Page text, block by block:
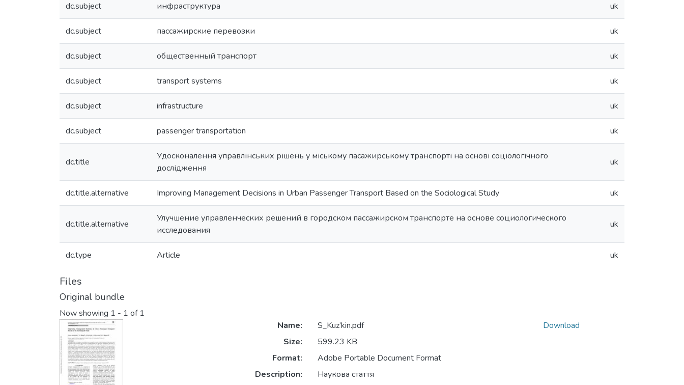
dc.subject инфраструктура uk
dc.subject пассажирские перевозки uk
dc.subject общественный транспорт uk
dc.subject transport systems uk
dc.subject infrastructure uk
dc.subject passenger transportation uk
dc.title
Удосконалення управлінських рішень у міському пасажирському транспорті на основі соціологічного
дослідження
uk
dc.title.alternative Improving Management Decisions in Urban Passenger Transport Based on the Sociological Study uk
dc.title.alternative
Улучшение управленческих решений в городском пассажирском транспорте на основе социологического
исследования
uk
dc.type Article uk
Files
Original bundle
Now showing 1 - 1 of 1
Name:
S_Kuz’kin.pdf
Size:
599.23 KB
Format:
Adobe Portable Document Format
Description:
Наукова стаття
Download